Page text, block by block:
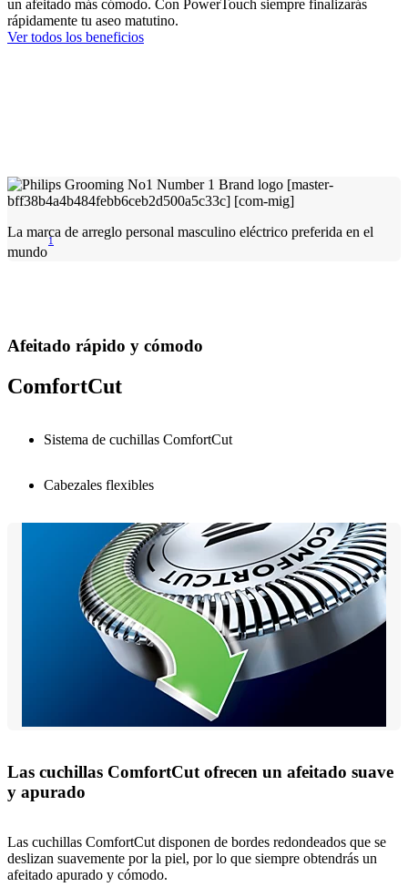
un afeitado más cómodo. Con PowerTouch siempre finalizarás
rápidamente tu aseo matutino.
Ver todos los beneficios
La marca de arreglo personal masculino eléctrico preferida en el
mundo
1
Afeitado rápido y cómodo
ComfortCut
Sistema de cuchillas ComfortCut
Cabezales flexibles
Las cuchillas ComfortCut ofrecen un afeitado suave
y apurado
Las cuchillas ComfortCut disponen de bordes redondeados que se
deslizan suavemente por la piel, por lo que siempre obtendrás un
afeitado apurado y cómodo.